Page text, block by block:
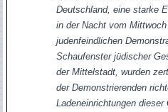
Deutschland, eine starke
in der Nacht vom
judenfeindlichen
Schaufenster jüdischer
der Mittelstadt, wurden
der Demonstrierenden
Ladeneinrichtungen